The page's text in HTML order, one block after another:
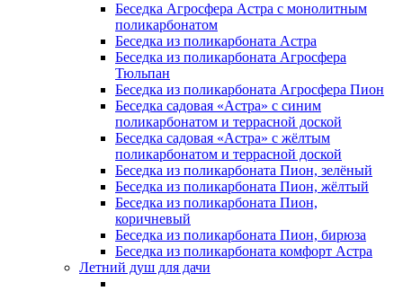
Беседка Агросфера Астра с монолитным
поликарбонатом
Беседка из поликарбоната Астра
Беседка из поликарбоната Агросфера
Тюльпан
Беседка из поликарбоната Агросфера Пион
Беседка садовая «Астра» с синим
поликарбонатом и террасной доской
Беседка садовая «Астра» с жёлтым
поликарбонатом и террасной доской
Беседка из поликарбоната Пион, зелёный
Беседка из поликарбоната Пион, жёлтый
Беседка из поликарбоната Пион,
коричневый
Беседка из поликарбоната Пион, бирюза
Беседка из поликарбоната комфорт Астра
Летний душ для дачи